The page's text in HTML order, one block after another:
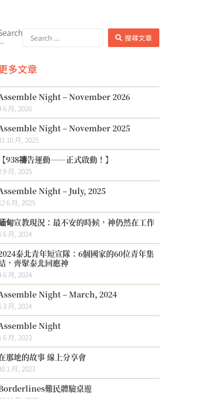
搜尋文章
多文章
Night – November 2026
6 月, 2026
Night – November 2025
10 月, 2025
【938禱告運動——正式啟動！】
9 月, 2025
Night – July, 2025
6 月, 2025
甸宣教現況：最不安的時候，神仍然在工作
6 月, 2024
泰北青年短宣隊：6個國家的60位青年集
，齊聚泰北回應神
6 月, 2024
Night – March, 2024
3 月, 2024
Night
6 月, 2023
那地的故事 線上分享會
1 月, 2023
難民體驗桌遊